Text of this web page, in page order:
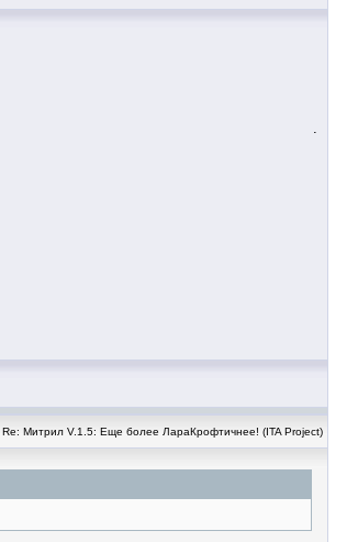
.
Re: Митрил V.1.5: Еще более ЛараКрофтичнее! (ITA Project)